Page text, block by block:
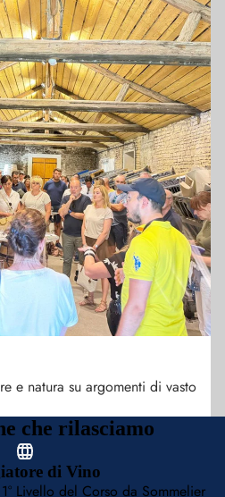
e natura su argomenti di vasto
che rilasciamo
di Vino
Livello del Corso da Sommelier